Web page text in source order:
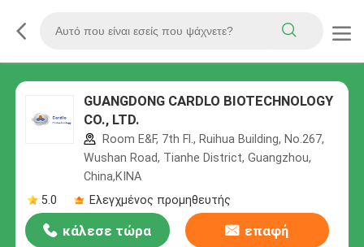
GUANGDONG CARDLO BIOTECHNOLOGY
CO., LTD.
Room E&F, 7th Fl., Ruihua Building, No.267,
Wushan Road, Tianhe District, Guangzhou,
China,ΚΙΝΑ
5.0
Ελεγχμένος προμηθευτής
κάλεσε τώρα επαφή